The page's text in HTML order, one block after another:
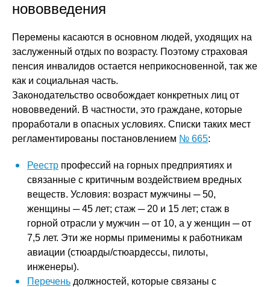
нововведения
Перемены касаются в основном людей, уходящих на
заслуженный отдых по возрасту. Поэтому страховая
пенсия инвалидов остается неприкосновенной, так же
как и социальная часть.
Законодательство освобождает конкретных лиц от
нововведений. В частности, это граждане, которые
проработали в опасных условиях. Списки таких мест
регламентированы постановлением № 665:
Реестр профессий на горных предприятиях и
связанные с критичным воздействием вредных
веществ. Условия: возраст мужчины ─ 50,
женщины ─ 45 лет; стаж ─ 20 и 15 лет; стаж в
горной отрасли у мужчин ─ от 10, а у женщин ─ от
7,5 лет. Эти же нормы применимы к работникам
авиации (стюарды/стюардессы, пилоты,
инженеры).
Перечень должностей, которые связаны с